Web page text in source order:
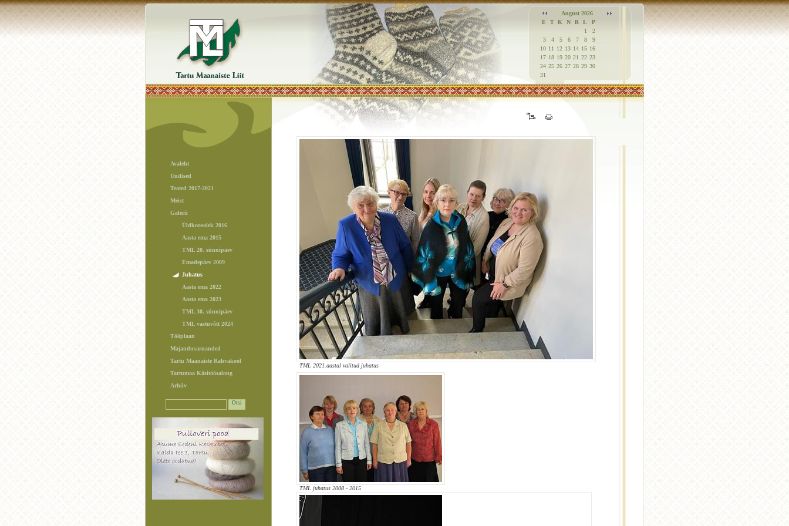
August 2026
E
T K N R L
P
1
2
3
4 5 6 7 8
9
10 11 12 13 14 15 16
17 18 19 20 21 22 23
24 25 26 27 28 29 30
31
Avaleht
Uudised
Teated 2017-2021
Meist
Galerii
Üldkoosolek 2016
Aasta ema 2015
TML 20. sünnipäev
Emadepäev 2009
Juhatus
Aasta ema 2022
Aasta ema 2023
TML 30. sünnipäev
TML vastuvõtt 2024
Tööplaan
Majandusaruanded
Tartu Maanaiste Rahvakool
Tartumaa Käsitöösalong
Arhiiv
TML 2021.aastal valitud juhatus
TML juhatus 2008 - 2015